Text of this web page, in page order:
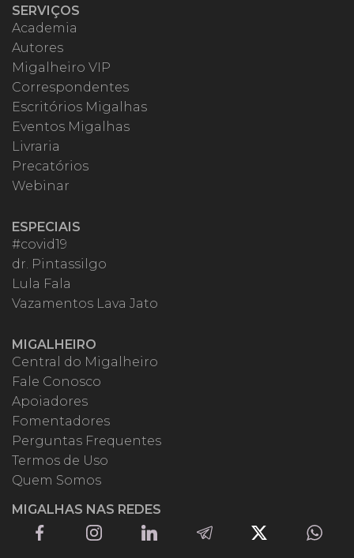
SERVIÇOS
Academia
Autores
Migalheiro VIP
Correspondentes
Escritórios Migalhas
Eventos Migalhas
Livraria
Precatórios
Webinar
ESPECIAIS
#covid19
dr. Pintassilgo
Lula Fala
Vazamentos Lava Jato
MIGALHEIRO
Central do Migalheiro
Fale Conosco
Apoiadores
Fomentadores
Perguntas Frequentes
Termos de Uso
Quem Somos
MIGALHAS NAS REDES